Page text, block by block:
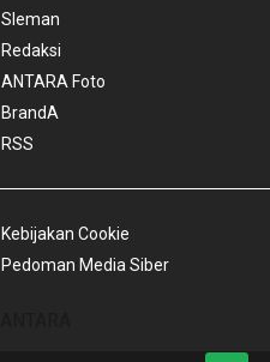
Sleman
Redaksi
ANTARA Foto
BrandA
RSS
Kebijakan Cookie
Pedoman Media Siber